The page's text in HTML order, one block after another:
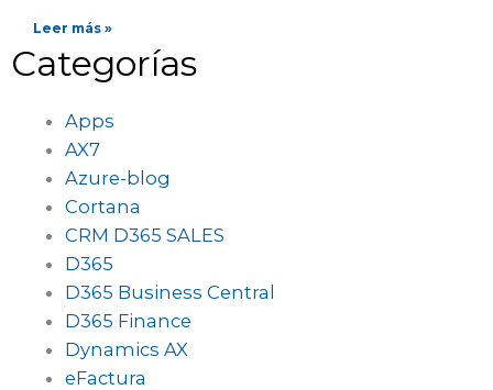
Leer más »
Categorías
Apps
AX7
Azure-blog
Cortana
CRM D365 SALES
D365
D365 Business Central
D365 Finance
Dynamics AX
eFactura